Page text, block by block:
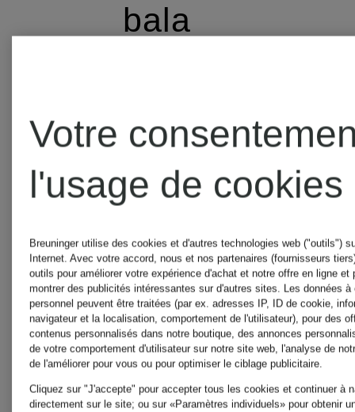
bala
BALENCIAGA
BALMAIN
BALMAIN
BEAUTY
Votre
l'usage de cookies
Breuninger utilise des cookies et d'autres technologies web ("outils")
Internet. Avec votre accord, nous et nos partenaires (fournisseurs
outils pour améliorer votre expérience d'achat et notre offre en ligne et
montrer des publicités intéressantes sur d'autres sites. Les données à
personnel peuvent être traitées (par ex. adresses IP, ID de cookie,
navigateur et la localisation, comportement de l'utilisateur), pour des
contenus personnalisés dans notre boutique, des annonces
de votre comportement d'utilisateur sur notre site web, l'analyse de
de l'améliorer pour vous ou pour optimiser le ciblage publicitaire.
Cliquez sur "J'accepte" pour accepter tous les cookies et continuer à
directement sur le site; ou sur «Paramètres individuels» pour obtenir